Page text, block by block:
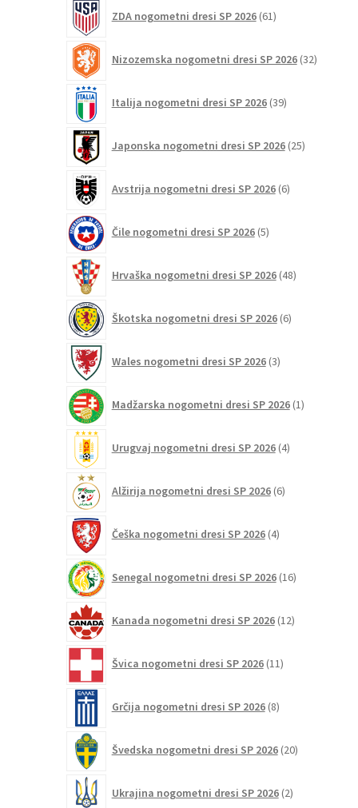
ZDA nogometni dresi SP 2026 61izdelkov
Nizozemska nogometni dresi SP 2026 32izdelkov
Italija nogometni dresi SP 2026 39izdelkov
Japonska nogometni dresi SP 2026 25izdelkov
Avstrija nogometni dresi SP 2026 6izdelkov
Čile nogometni dresi SP 2026 5izdelkov
Hrvaška nogometni dresi SP 2026 48izdelkov
Škotska nogometni dresi SP 2026 6izdelkov
Wales nogometni dresi SP 2026 3izdelki
Madžarska nogometni dresi SP 2026 1izdelek
Urugvaj nogometni dresi SP 2026 4izdelki
Alžirija nogometni dresi SP 2026 6izdelkov
Češka nogometni dresi SP 2026 4izdelki
Senegal nogometni dresi SP 2026 16izdelkov
Kanada nogometni dresi SP 2026 12izdelkov
Švica nogometni dresi SP 2026 11izdelkov
Grčija nogometni dresi SP 2026 8izdelkov
Švedska nogometni dresi SP 2026 20izdelkov
Ukrajina nogometni dresi SP 2026 2izdelka